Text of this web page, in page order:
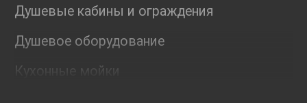
Душевые кабины и ограждения
Душевое оборудование
Кухонные мойки